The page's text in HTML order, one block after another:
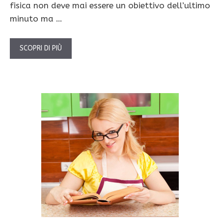
fisica non deve mai essere un obiettivo dell’ultimo
minuto ma …
SCOPRI DI PIÙ